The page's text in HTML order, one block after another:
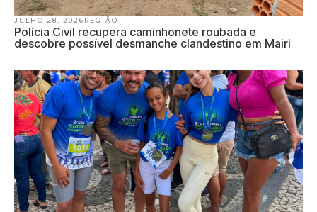
JULHO 28, 2026 REGIÃO
Polícia Civil recupera caminhonete roubada e
descobre possível desmanche clandestino em Mairi